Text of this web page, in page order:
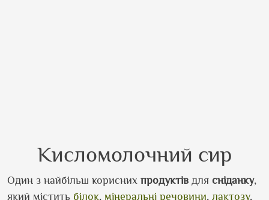
Кисломолочний сир
Один з найбільш корисних продуктів для сніданку,
який містить білок, мінеральні речовини, лактозу,